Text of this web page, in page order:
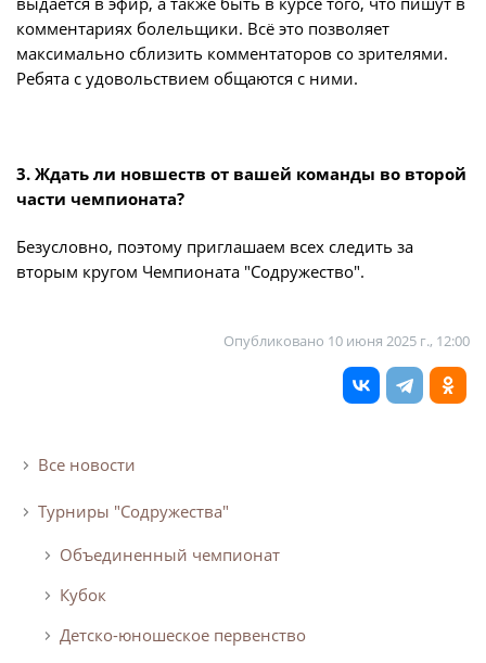
Опубликовано 10 июня 2025 г., 12:00
Все новости
Турниры "Содружества"
Объединенный чемпионат
Кубок
Детско-юношеское первенство
комментариях болельщики. Всё это позволяет
максимально сблизить комментаторов со зрителями.
Ребята с удовольствием общаются с ними.
3. Ждать ли новшеств от вашей команды во второй
части чемпионата?
Безусловно, поэтому приглашаем всех следить за
вторым кругом Чемпионата "Содружество".